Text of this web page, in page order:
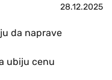
28.12.2025
da naprave
ubiju cenu